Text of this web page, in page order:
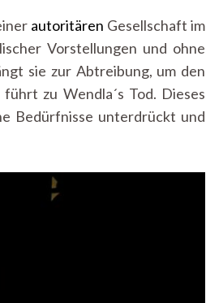
autoritären Gesellschaft im
Vorstellungen und ohne
sie zur Abtreibung, um den
zu Wendla´s Tod. Dieses
Bedürfnisse unterdrückt und